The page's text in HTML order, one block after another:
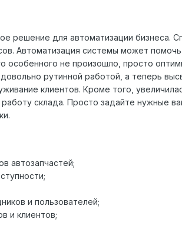
решение для автоматизации бизнеса.
Автоматизация системы может
не произошло, просто
довольно рутинной работой, а теперь
клиентов. Кроме того,
склада. Просто задайте
автозапчастей;
и пользователей;
и клиентов;